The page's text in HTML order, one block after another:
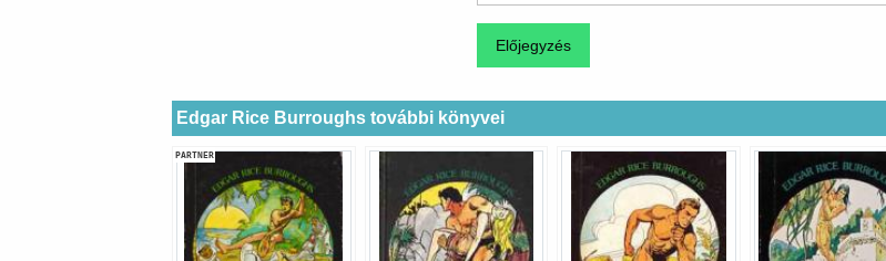
Edgar Rice Burroughs további könyvei
PARTNER